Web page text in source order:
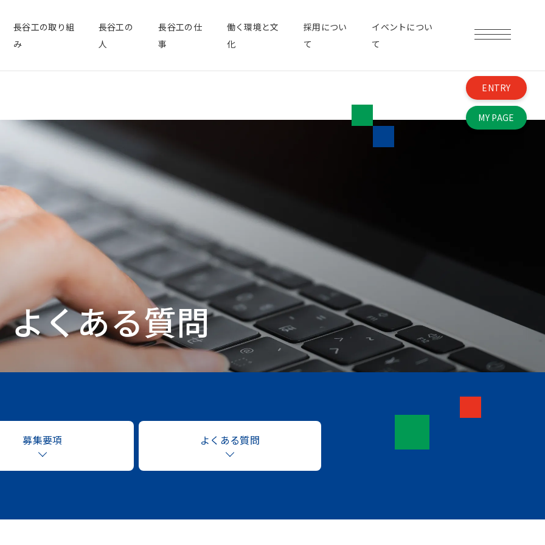
長谷工の取り組
み
長谷工の
人
長谷工の仕
事
働く環境と文
化
採用につい
て
イベントについ
て
ENTRY
MY PAGE
CULTURE
成長を支える教育制度
圧倒的成長環境
働く環境と充実の福利厚生
サステナビリティ + DE&I
先輩社員対談
#01｜女性社員 〜女性でも働き続けられる環境〜
#02｜先輩後輩 〜どうしてこんなに成長できるの
か？〜
グループ企業紹介
RECRUIT EVENT
会社説明会
くある質問
募集要項 よくある質問